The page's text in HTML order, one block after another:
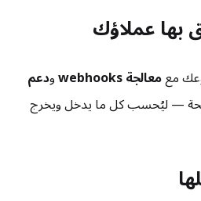
بها عملاؤك
معمعالجة webhooks ودعم
— ليُحسب كل ما يدخل ويخرج